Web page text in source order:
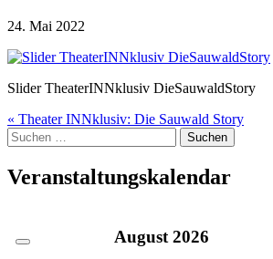
24. Mai 2022
Slider TheaterINNklusiv DieSauwaldStory
Beitragsnavigation
« Theater INNklusiv: Die Sauwald Story
Suche
nach:
Veranstaltungskalendar
August 2026